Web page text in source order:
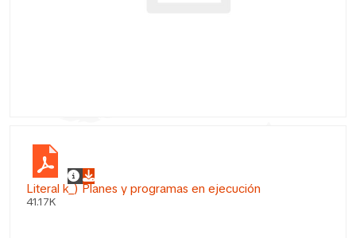
Literal k_) Planes y programas en ejecución
41.17K